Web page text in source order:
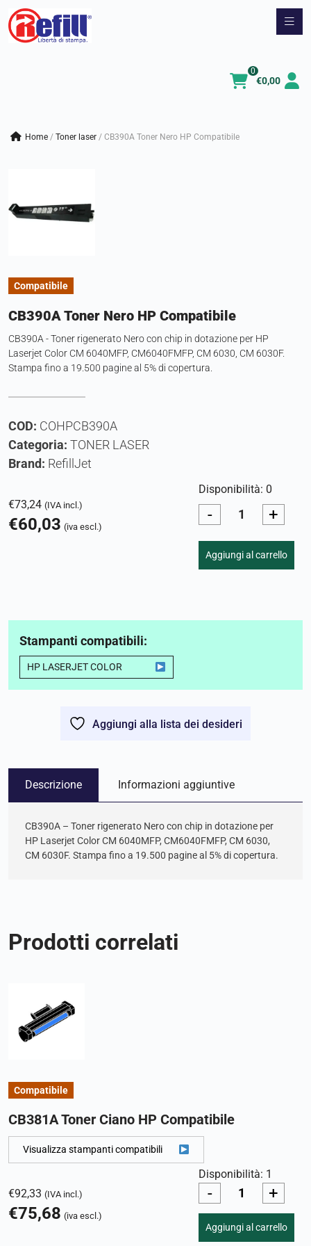
Vai
€0,00
0
Home / toner laser / CB390A Toner Nero HP Compatibile
Compatibile
CB390A Toner Nero HP Compatibile
CB390A - Toner rigenerato Nero con chip in dotazione per HP
Laserjet Color CM 6040MFP, CM6040FMFP, CM 6030, CM 6030F.
Stampa fino a 19.500 pagine al 5% di copertura.
COD: COHPCB390A
Categoria: TONER LASER
Brand: RefillJet
€73,24 (IVA incl.)
€60,03 (iva escl.)
Disponibilità: 0
- +
Aggiungi al carrello
Stampanti compatibili:
HP LASERJET COLOR
Aggiungi alla lista dei desideri
Descrizione Informazioni aggiuntive
CB390A – Toner rigenerato Nero con chip in dotazione per
HP Laserjet Color CM 6040MFP, CM6040FMFP, CM 6030,
CM 6030F. Stampa fino a 19.500 pagine al 5% di copertura.
Prodotti correlati
Compatibile
CB381A Toner Ciano HP Compatibile
Visualizza stampanti compatibili
€92,33 (IVA incl.)
€75,68 (iva escl.)
Disponibilità: 1
- +
Aggiungi al carrello